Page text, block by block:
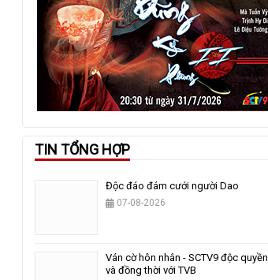
TIN TỔNG HỢP
Độc đáo đám cưới người Dao
07-08-2026
Ván cờ hôn nhân - SCTV9 độc quyền
và đồng thời với TVB